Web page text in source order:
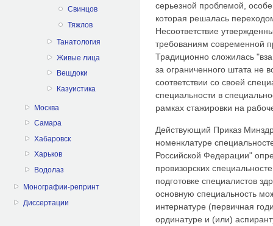
Свинцов
Тяжлов
Танатология
Живые лица
Вещдоки
Казуистика
Москва
Самара
Хабаровск
Харьков
Водолаз
Монографии-репринт
Диссертации
серьезной проблемой,
которая решалась
Несоответствие
требованиям современной
Традиционно сложилась
за ограниченного штата не
соответствии со своей
специальности в
рамках стажировки на
Действующий Приказ
номенклатуре
Российской Федерации"
провизорских
подготовке специалистов
основную специальность
интернатуре (первичная
ординатуре и (или)